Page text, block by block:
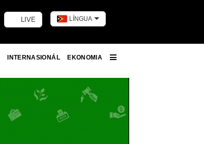
LIVE LÍNGUA
INTERNASIONÁL
EKONOMIA